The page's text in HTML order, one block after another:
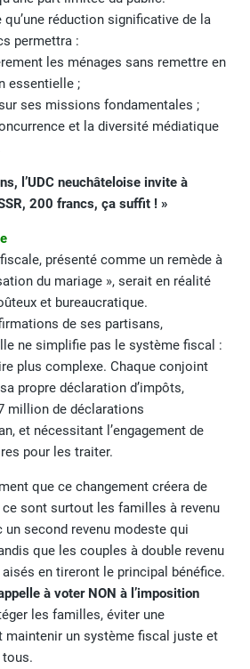
qu’une réduction significative de la
permettra :
les ménages sans remettre en
essentielle ;
ses missions fondamentales ;
et la diversité médiatique
l’UDC neuchâteloise invite à
200 francs, ça suffit ! »
présenté comme un remède à
du mariage », serait en réalité
et bureaucratique.
de ses partisans,
ne simplifie pas le système fiscal :
plus complexe. Chaque conjoint
propre déclaration d’impôts,
million de déclarations
et nécessitant l’engagement de
pour les traiter.
que ce changement créera de
sont surtout les familles à revenu
un second revenu modeste qui
que les couples à double revenu
en tireront le principal bénéfice.
à voter NON à l’imposition
les familles, éviter une
maintenir un système fiscal juste et